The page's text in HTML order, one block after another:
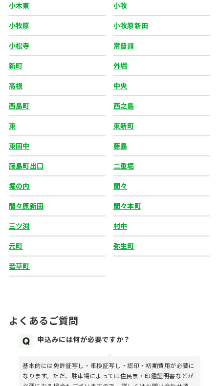
小木東 小牧
小牧原 小牧原新田
小松寺 常普請
新町 外堀
高根 中央
西島町 西之島
東 東新町
東田中 藤島
藤島町出口 二重堀
堀の内 間々
間々原新田 間々本町
三ツ渕 村中
元町 弥生町
若草町
よくあるご質問
申込みには何が必要ですか？
基本的には免許証写し・車検証写し・認印・初期費用が必要に
なります。ただ、駐車場によっては住民票・印鑑証明書などが